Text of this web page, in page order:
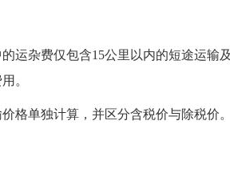
运杂费仅包含15公里以内的短途运输
。
格单独计算，并区分含税价与除税价。